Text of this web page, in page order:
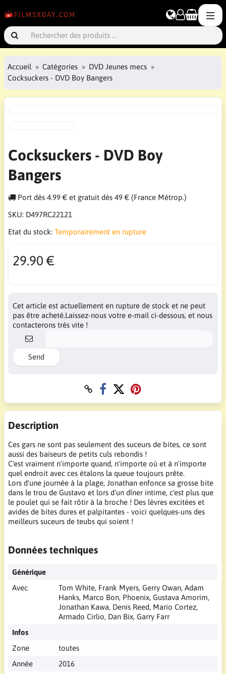
Accueil Catégories
DVD Jeunes mecs
Cocksuckers - DVD Boy Bangers
Cocksuckers - DVD Boy
Bangers
Port dès 4.99 € et gratuit dès 49 € (France Métrop.)
SKU: D497RC22121
Etat du stock: Temporairement en rupture
29.90 €
Cet article est actuellement en rupture de stock et ne peut
pas être acheté.Laissez-nous votre e-mail ci-dessous, et nous
contacterons très vite !
Send
Description
Ces gars ne sont pas seulement des suceurs de bites, ce sont
aussi des baiseurs de petits culs rebondis !
C'est vraiment n'importe quand, n'importe où et à n'importe
quel endroit avec ces étalons la queue toujours prête.
Lors d'une journée à la plage, Jonathan enfonce sa grosse bite
dans le trou de Gustavo et lors d'un dîner intime, c'est plus que
le poulet qui se fait rôtir à la broche ! Des lèvres excitées et
avides de bites dures et palpitantes - voici quelques-uns des
meilleurs suceurs de teubs qui soient !
Données techniques
Générique
Avec
Tom White, Frank Myers, Gerry Owan, Adam
Hanks, Marco Bon, Phoenix, Gustava Amorim,
Jonathan Kawa, Denis Reed, Mario Cortez,
Armado Cirlio, Dan Bix, Garry Farr
Infos
Zone
toutes
Année
2016